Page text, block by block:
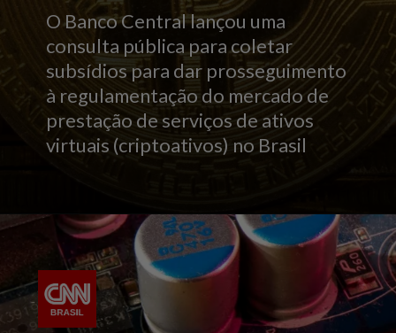
O Banco Central lançou uma
consulta pública para coletar
subsídios para dar prosseguimento
à regulamentação do mercado de
prestação de serviços de ativos
virtuais (criptoativos) no Brasil